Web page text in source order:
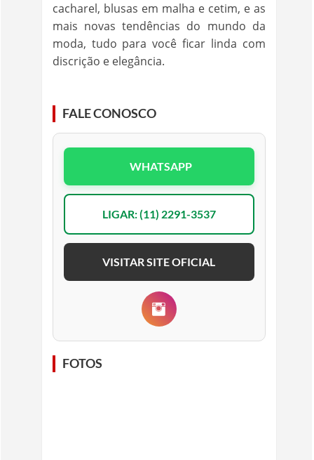
cacharel, blusas em malha e cetim, e as
mais novas tendências do mundo da
moda, tudo para você ficar linda com
discrição e elegância.
FALE CONOSCO
WHATSAPP
LIGAR: (11) 2291-3537
VISITAR SITE OFICIAL
FOTOS